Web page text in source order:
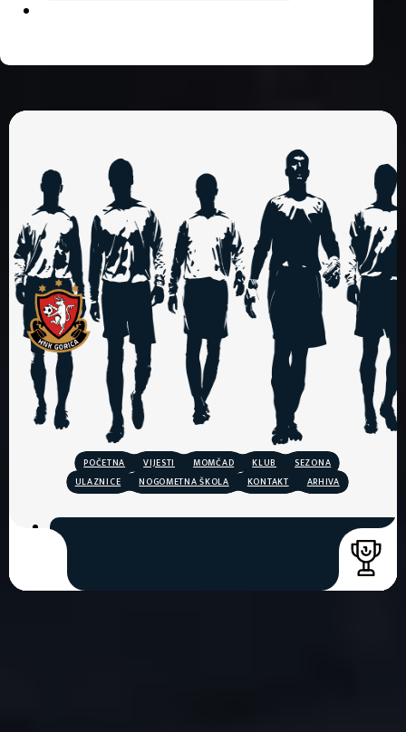
POČETNA VIJESTI MOMČAD KLUB
SEZONA
ULAZNICE
NOGOMETNA ŠKOLA KONTAKT ARHIVA